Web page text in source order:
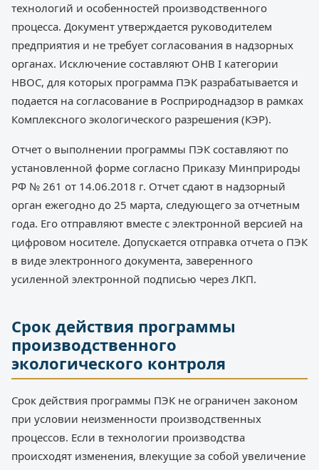
технологий и особенностей производственного
процесса. Документ утверждается руководителем
предприятия и не требует согласования в надзорных
органах. Исключение составляют ОНВ I категории
НВОС, для которых программа ПЭК разрабатывается и
подается на согласование в Росприроднадзор в рамках
Комплексного экологического разрешения (КЭР).
Отчет о выполнении программы ПЭК составляют по
установленной форме согласно Приказу Минприроды
РФ № 261 от 14.06.2018 г. Отчет сдают в надзорный
орган ежегодно до 25 марта, следующего за отчетным
года. Его отправляют вместе с электронной версией на
цифровом носителе. Допускается отправка отчета о ПЭК
в виде электронного документа, заверенного
усиленной электронной подписью через ЛКП.
Срок действия программы
производственного
экологического контроля
Срок действия программы ПЭК не ограничен законом
при условии неизменности производственных
процессов. Если в технологии производства
происходят изменения, влекущие за собой увеличение